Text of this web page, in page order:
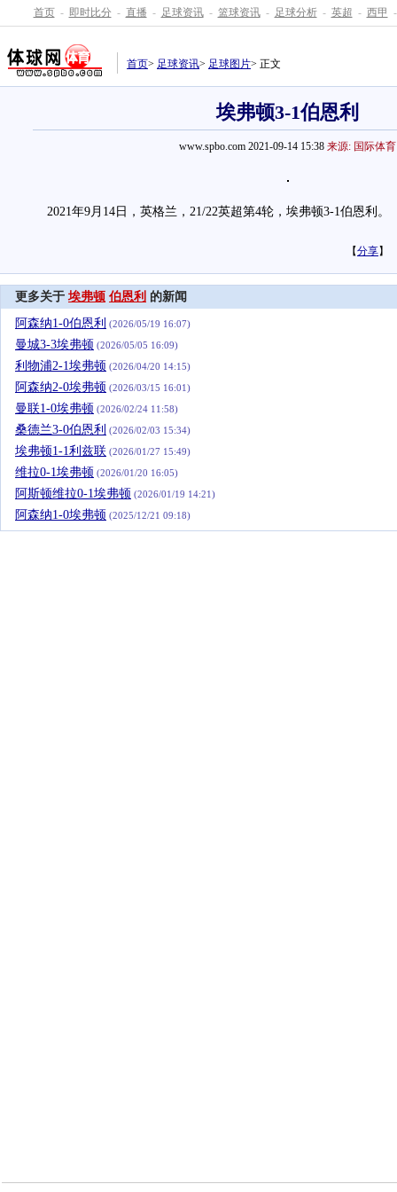
首页 - 即时比分 - 直播 - 足球资讯 - 篮球资讯 - 足球分析 - 英超 - 西甲 -
首页> 足球资讯> 足球图片> 正文
埃弗顿3-1伯恩利
www.spbo.com 2021-09-14 15:38 来源: 国际体育
2021年9月14日，英格兰，21/22英超第4轮，埃弗顿3-1伯恩利。
【分享】
更多关于 埃弗顿 伯恩利 的新闻
阿森纳1-0伯恩利 (2026/05/19 16:07)
曼城3-3埃弗顿 (2026/05/05 16:09)
利物浦2-1埃弗顿 (2026/04/20 14:15)
阿森纳2-0埃弗顿 (2026/03/15 16:01)
曼联1-0埃弗顿 (2026/02/24 11:58)
桑德兰3-0伯恩利 (2026/02/03 15:34)
埃弗顿1-1利兹联 (2026/01/27 15:49)
维拉0-1埃弗顿 (2026/01/20 16:05)
阿斯顿维拉0-1埃弗顿 (2026/01/19 14:21)
阿森纳1-0埃弗顿 (2025/12/21 09:18)